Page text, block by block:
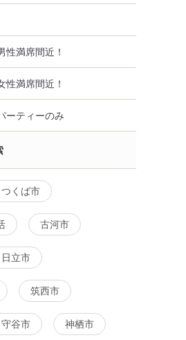
性満席間近！
性満席間近！
ーティーのみ
つくば市
古河市
日立市
筑西市
守谷市 神栖市